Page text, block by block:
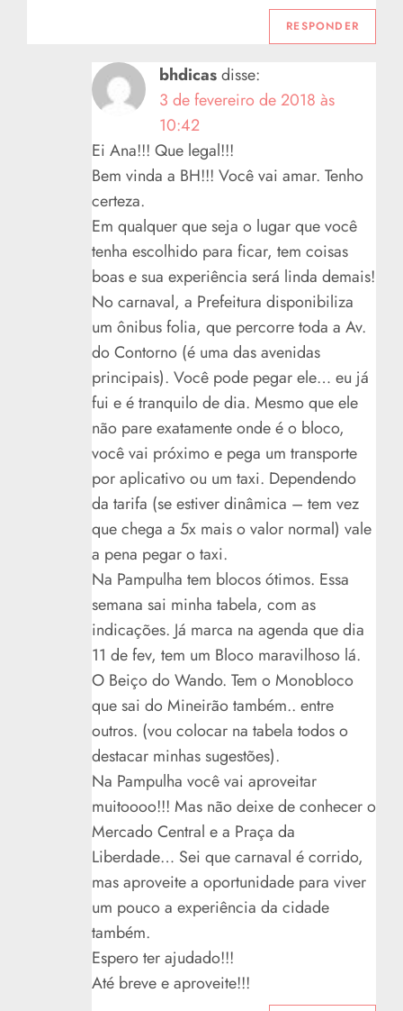
RESPONDER
bhdicasdisse:
3 de fevereiro de 2018 às
10:42
Ei Ana!!! Que legal!!!
Bem vinda a BH!!! Você vai amar. Tenho
certeza.
Em qualquer que seja o lugar que você
tenha escolhido para ficar, tem coisas
boas e sua experiência será linda demais!
No carnaval, a Prefeitura disponibiliza
um ônibus folia, que percorre toda a Av.
do Contorno (é uma das avenidas
principais). Você pode pegar ele… eu já
fui e é tranquilo de dia. Mesmo que ele
não pare exatamente onde é o bloco,
você vai próximo e pega um transporte
por aplicativo ou um taxi. Dependendo
da tarifa (se estiver dinâmica – tem vez
que chega a 5x mais o valor normal) vale
a pena pegar o taxi.
Na Pampulha tem blocos ótimos. Essa
semana sai minha tabela, com as
indicações. Já marca na agenda que dia
11 de fev, tem um Bloco maravilhoso lá.
O Beiço do Wando. Tem o Monobloco
que sai do Mineirão também.. entre
outros. (vou colocar na tabela todos o
destacar minhas sugestões).
Na Pampulha você vai aproveitar
muitoooo!!! Mas não deixe de conhecer o
Mercado Central e a Praça da
Liberdade… Sei que carnaval é corrido,
mas aproveite a oportunidade para viver
um pouco a experiência da cidade
também.
Espero ter ajudado!!!
Até breve e aproveite!!!